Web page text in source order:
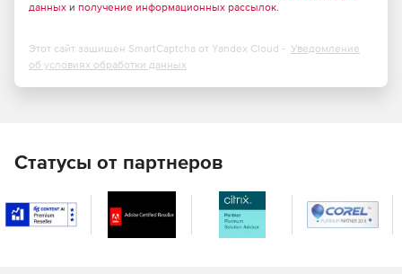
Федеральные, государственные, местные органы
Основные возможности SparkWeave:
Гибкая и безграничная масштабируемость.
SparkWeave позволяет с легкостью подключать новых
данных и получение информационных рассылок.
Этот сайт защищен SmartCaptcha от Yandex Cloud - Уведомление
об условиях обработки данных
Статусы от партнеров